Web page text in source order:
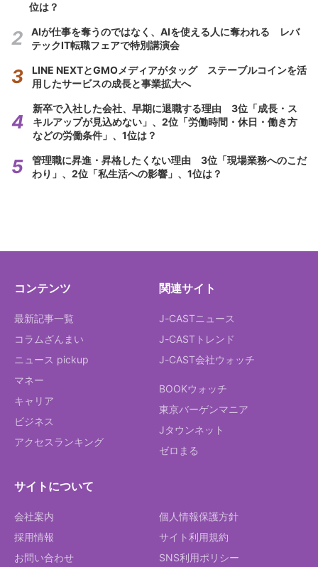
位は？
AIが仕事を奪うのではなく、AIを使える人に奪われる レバ
テックIT転職フェアで特別講演会
LINE NEXTとGMOメディアがタッグ ステーブルコインを活
用したサービスの成長と事業拡大へ
新卒で入社した会社、早期に退職する理由 3位「成長・ス
キルアップが見込めない」、2位「労働時間・休日・働き方
などの労働条件」、1位は？
管理職に昇進・昇格したくない理由 3位「現場業務へのこだ
わり」、2位「私生活への影響」、1位は？
コンテンツ
最新記事一覧
コラムざんまい
ニュース pickup
マネー
キャリア
ビジネス
アクセスランキング
関連サイト
J-CASTニュース
J-CASTトレンド
J-CAST会社ウォッチ
BOOKウォッチ
東京バーゲンマニア
Jタウンネット
ゼロまる
サイトについて
会社案内
採用情報
お問い合わせ
個人情報保護方針
サイト利用規約
SNS利用ポリシー